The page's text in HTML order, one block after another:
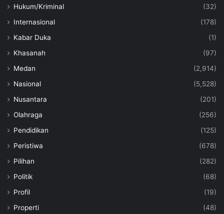
Hukum/Kriminal
(32)
Internasional
(178)
Kabar Duka
(1)
Khasanah
(97)
Medan
(2,914)
Nasional
(5,528)
Nusantara
(201)
Olahraga
(256)
Pendidikan
(125)
Peristiwa
(678)
Pilihan
(282)
Politik
(68)
Profil
(19)
Properti
(48)